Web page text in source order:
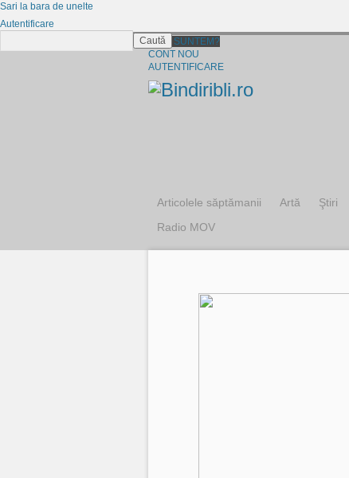
CINE SUNTEM?
CONT NOU
AUTENTIFICARE
Articolele săptămanii Artă Ştiri
Radio MOV
Sari la bara de unelte
Autentificare
Caută